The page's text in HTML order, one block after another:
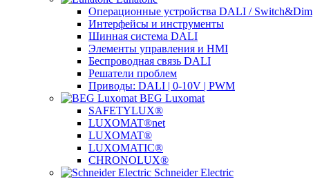
Операционные устройства DALI / Switch&Dim
Интерфейсы и инструменты
Шинная система DALI
Элементы управления и HMI
Беспроводная связь DALI
Решатели проблем
Приводы: DALI | 0-10V | PWM
BEG Luxomat
SAFETYLUX®
LUXOMAT®net
LUXOMAT®
LUXOMATIC®
CHRONOLUX®
Schneider Electric